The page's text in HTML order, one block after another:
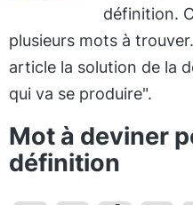
définition.
plusieurs mots à
article la solution de la
qui va se produire".
Mot à deviner
définition